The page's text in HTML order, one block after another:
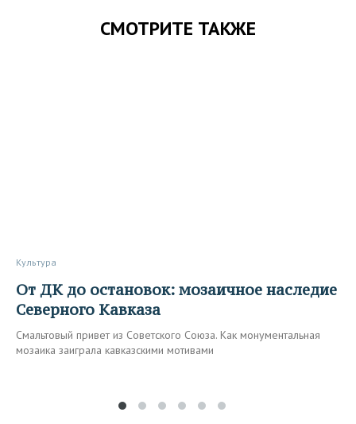
СМОТРИТЕ ТАКЖЕ
Культура
От ДК до остановок: мозаичное наследие
Северного Кавказа
Смальтовый привет из Советского Союза. Как монументальная
мозаика заиграла кавказскими мотивами